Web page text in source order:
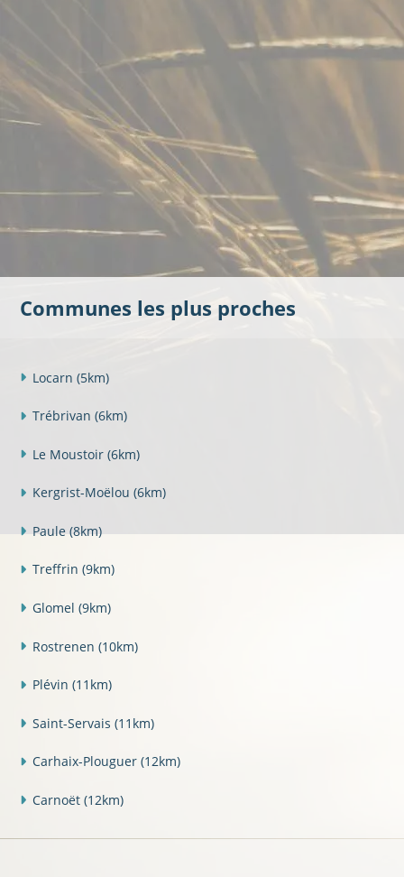
Communes les plus proches
Locarn (5km)
Trébrivan (6km)
Le Moustoir (6km)
Kergrist-Moëlou (6km)
Paule (8km)
Treffrin (9km)
Glomel (9km)
Rostrenen (10km)
Plévin (11km)
Saint-Servais (11km)
Carhaix-Plouguer (12km)
Carnoët (12km)